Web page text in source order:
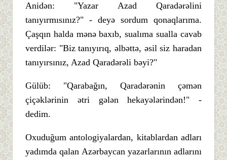
Anidən: "Yazar Azad Qaradərəlini
tanıyırmısınız?" - deyə sordum qonaqlarıma.
Çaşqın halda mənə baxıb, sualıma sualla cavab
verdilər: "Biz tanıyırıq, əlbəttə, əsil siz haradan
tanıyırsınız, Azad Qaradərəli bəyi?"
Gülüb: "Qarabağın, Qaradərənin çəmən
çiçəklərinin ətri gələn hekayələrindən!" -
dedim.
Oxuduğum antologiyalardan, kitablardan adları
yadımda qalan Azərbaycan yazarlarının adlarını